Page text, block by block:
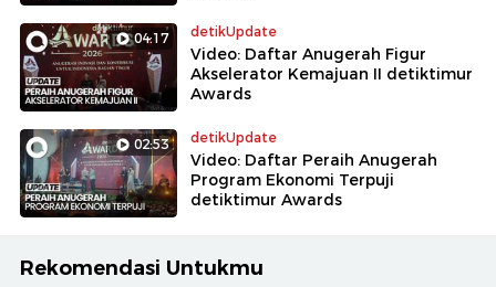
04:17 detikUpdate
Video: Daftar Anugerah Figur
Akselerator Kemajuan II detiktimur
Awards
02:53 detikUpdate
Video: Daftar Peraih Anugerah
Program Ekonomi Terpuji
detiktimur Awards
Rekomendasi Untukmu